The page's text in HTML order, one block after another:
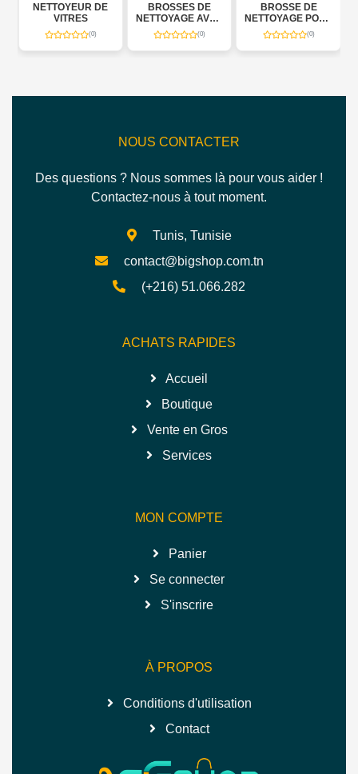
DE
(0)
BROSSES DE
NETTOYAGE AVEC
DISTRIBUTEUR
SAVON 3 EN 1
(0)
BROSSE DE
NETTOYAGE POUR
(0)
PORTE-
NOUS CONTACTER
Des questions ? Nous sommes là pour vous aider !
Contactez-nous à tout moment.
Tunis, Tunisie
contact@bigshop.com.tn
(+216) 51.066.282
ACHATS RAPIDES
Accueil
Boutique
Vente en Gros
Services
MON COMPTE
Panier
Se connecter
S'inscrire
À PROPOS
Conditions d'utilisation
Contact